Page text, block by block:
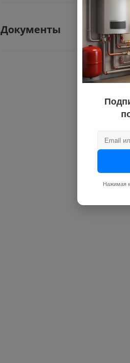
Документы
Нажимая